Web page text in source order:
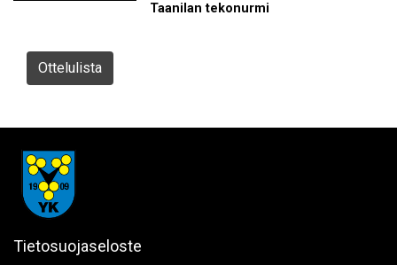
Taanilan tekonurmi
Ottelulista
Tietosuojaseloste